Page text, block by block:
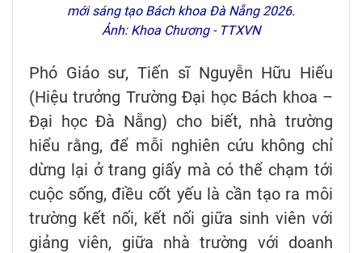
mới sáng tạo Bách khoa Đà Nẵng 2026.
Ảnh: Khoa Chương - TTXVN
Phó Giáo sư, Tiến sĩ Nguyễn Hữu Hiếu
(Hiệu trưởng Trường Đại học Bách khoa –
Đại học Đà Nẵng) cho biết, nhà trường
hiểu rằng, để mỗi nghiên cứu không chỉ
dừng lại ở trang giấy mà có thể chạm tới
cuộc sống, điều cốt yếu là cần tạo ra môi
trường kết nối, kết nối giữa sinh viên với
giảng viên, giữa nhà trường với doanh